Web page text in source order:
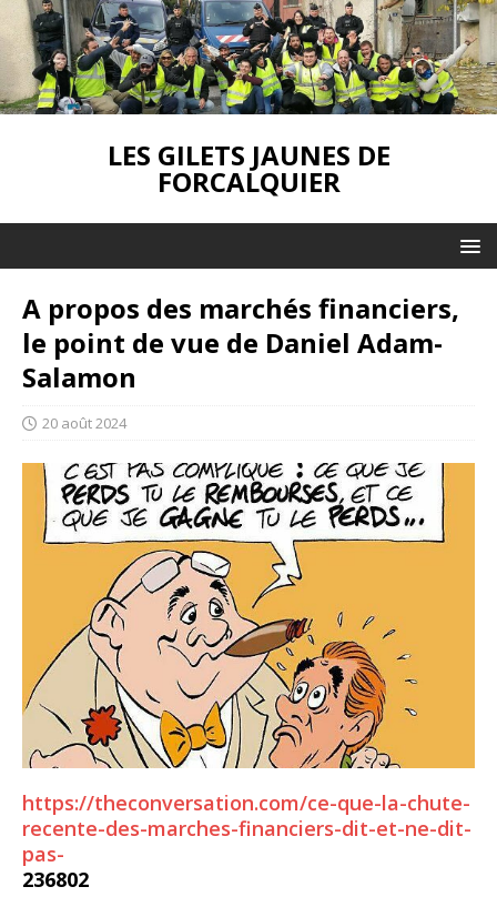
LES GILETS JAUNES DE
FORCALQUIER
A propos des marchés financiers,
le point de vue de Daniel Adam-
Salamon
20 août 2024
https://theconversation.com/ce-que-la-chute-
recente-des-marches-financiers-dit-et-ne-dit-
pas-
236802